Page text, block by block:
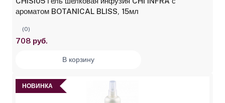
ароматом BOTANICAL BLISS, 15мл
(0)
708 руб.
В корзину
НОВИНКА